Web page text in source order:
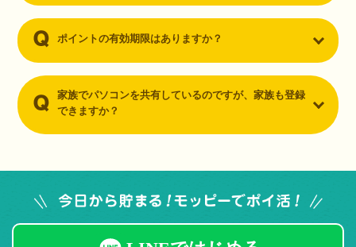
ポイントの有効期限はありますか？
家族でパソコンを共有しているのですが、家族も登録
できますか？